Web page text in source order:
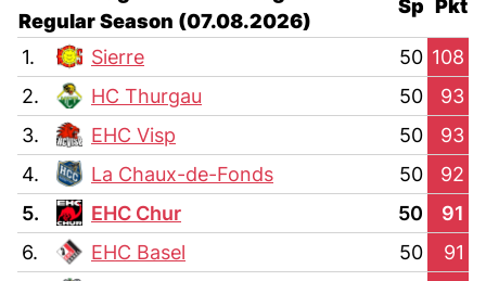
Regular Season (07.08.2026)
Sp Pkt
1. Sierre 50 108
2.
HC Thurgau 50
93
3.
EHC Visp 50
93
4.
La Chaux-de-Fonds 50
92
5.
EHC Chur 50
91
6.
EHC Basel 50
91